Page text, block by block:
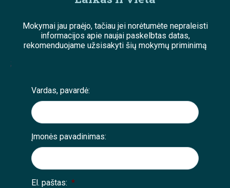
Mokymai jau praėjo, tačiau jei norėtumėte nepraleisti
informacijos apie naujai paskelbtas datas,
rekomenduojame užsisakyti šių mokymų priminimą
;
Vardas, pavardė:
Įmonės pavadinimas:
El. paštas: *